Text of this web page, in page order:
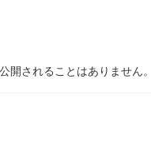
開されることはありません。